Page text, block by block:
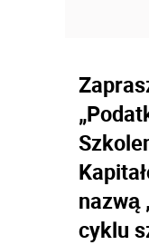
nazwą
cyklu